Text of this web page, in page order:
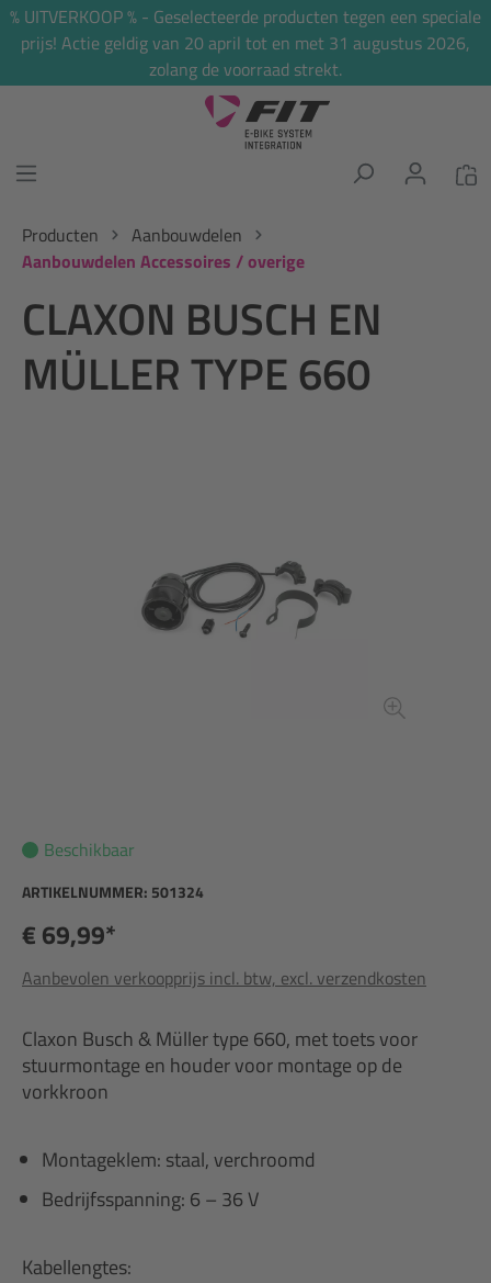
% UITVERKOOP % - Geselecteerde producten tegen een speciale
prijs! Actie geldig van 20 april tot en met 31 augustus 2026,
zolang de voorraad strekt.
Producten
Aanbouwdelen
Aanbouwdelen Accessoires / overige
CLAXON BUSCH EN
MÜLLER TYPE 660
Beschikbaar
ARTIKELNUMMER: 501324
€ 69,99*
Aanbevolen verkoopprijs incl. btw, excl. verzendkosten
Claxon Busch & Müller type 660, met toets voor
stuurmontage en houder voor montage op de
vorkkroon
Montageklem: staal, verchroomd
Bedrijfsspanning: 6 – 36 V
Kabellengtes: